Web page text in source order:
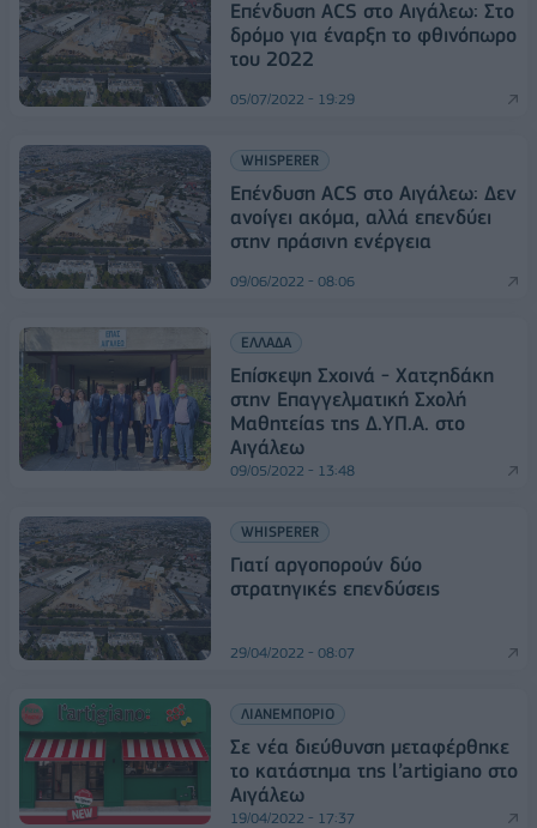
Επένδυση ACS στο Αιγάλεω: Στο
δρόμο για έναρξη το φθινόπωρο
του 2022
05/07/2022 - 19:29
WHISPERER
Επένδυση ACS στο Αιγάλεω: Δεν
ανοίγει ακόμα, αλλά επενδύει
στην πράσινη ενέργεια
09/06/2022 - 08:06
ΕΛΛΑΔΑ
Επίσκεψη Σχοινά - Χατζηδάκη
στην Επαγγελματική Σχολή
Μαθητείας της Δ.ΥΠ.Α. στο
Αιγάλεω
09/05/2022 - 13:48
WHISPERER
Γιατί αργοπορούν δύο
στρατηγικές επενδύσεις
29/04/2022 - 08:07
ΛΙΑΝΕΜΠΟΡΙΟ
Σε νέα διεύθυνση μεταφέρθηκε
το κατάστημα της l’artigiano στο
Αιγάλεω
19/04/2022 - 17:37